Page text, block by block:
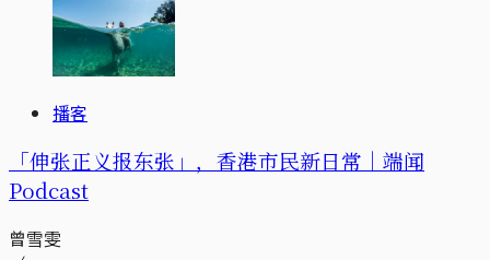
播客
「伸张正义报东张」，香港市民新日常｜端闻
Podcast
曾雪雯